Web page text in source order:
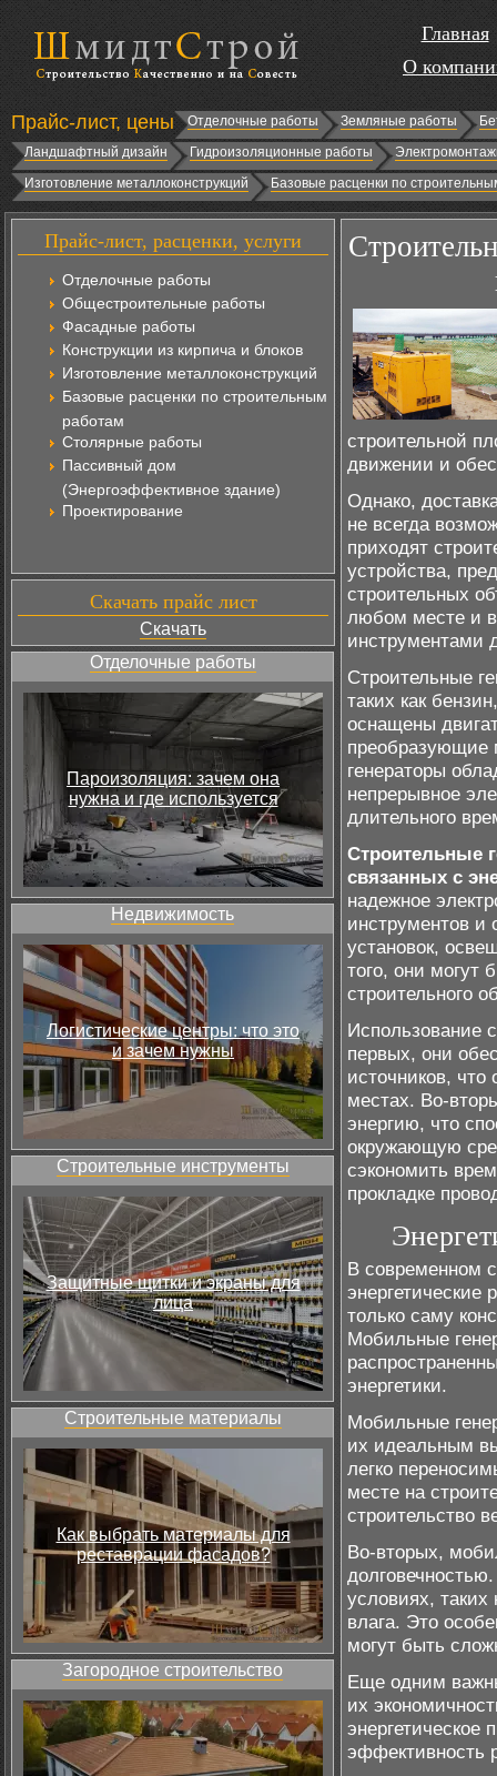
Главная
О
Прайс-лист, цены Отделочные работы Земляные работы
Ландшафтный дизайн
Гидроизоляционные работы
Изготовление металлоконструкций
Базовые расценки по
Прайс-лист, расценки, услуги
Отделочные работы
Общестроительные работы
Фасадные работы
Конструкции из кирпича и блоков
Изготовление металлоконструкций
Базовые расценки по строительным
работам
Столярные работы
Пассивный дом
(Энергоэффективное здание)
Проектирование
Скачать прайс лист
Скачать
Отделочные работы
Пароизоляция: зачем она
нужна и где используется
Недвижимость
Логистические центры: что это
и зачем нужны
Строительные инструменты
Защитные щитки и экраны для
лица
Строительные материалы
Как выбрать материалы для
реставрации фасадов?
Загородное строительство
строительной
движении и
Однако,
не всегда
приходят
устройства,
строительных
любом месте и
инструментами
Строительные
таких как
оснащены
преобразующие
генераторы
непрерывное
длительного
Строительные
связанных с
надежное
инструментов и
установок,
того, они могут
строительного
Использование
первых, они
источников,
местах. Во-
энергию, что
окружающую
сэкономить
прокладке
В современном
энергетические
только саму
Мобильные
энергетики.
Мобильные
их идеальным
легко
месте на
строительство
Во-вторых,
условиях,
влага. Это
могут быть
Еще одним
их
эффективность